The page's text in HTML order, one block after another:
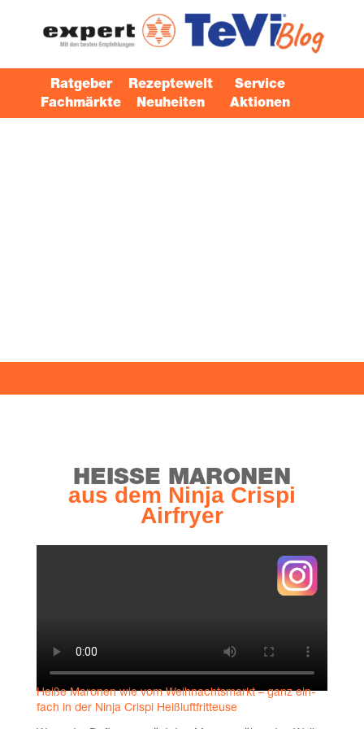
Ratgeber Rezeptewelt
Service
Fachmärkte
Neuheiten Aktionen
HEIS­SE MARONEN
aus dem Nin­ja Crispi
Airfryer
Hei­ße Maro­nen wie vom Weih­nachts­markt – ganz ein­
fach in der Nin­ja Crispi Heißluftfritteuse